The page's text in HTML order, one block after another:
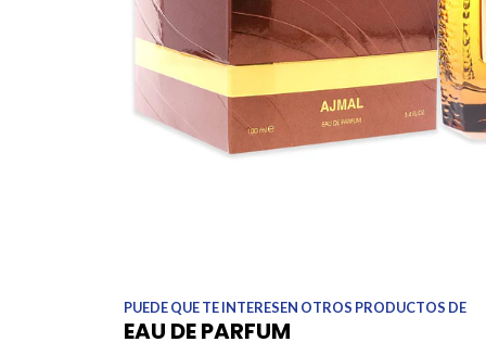
PUEDE QUE TE INTERESEN OTROS PRODUCTOS DE
EAU DE PARFUM